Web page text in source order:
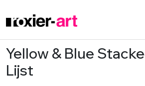
Skip to main content
Yellow & Blue
Lijst